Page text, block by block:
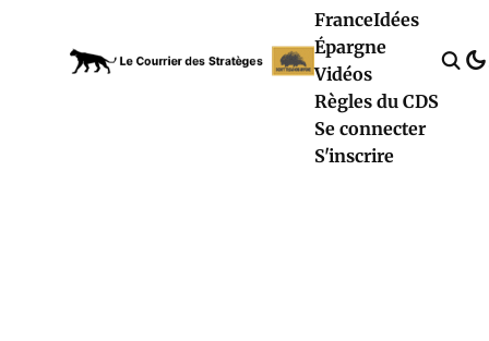
FranceIdées
Épargne
Vidéos
Règles du CDS
Se connecter
S'inscrire